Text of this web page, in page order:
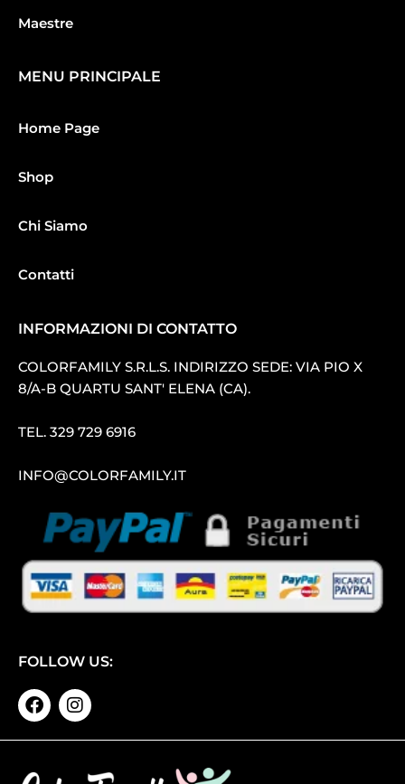
Maestre
MENU PRINCIPALE
Home Page
Shop
Chi Siamo
Contatti
INFORMAZIONI DI CONTATTO
COLORFAMILY S.R.L.S. INDIRIZZO SEDE: VIA PIO X
8/A-B QUARTU SANT′ ELENA (CA).
TEL. 329 729 6916
INFO@COLORFAMILY.IT
FOLLOW US: